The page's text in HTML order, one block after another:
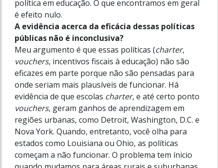
política em educação. O que encontramos em geral
é efeito nulo.
A evidência acerca da eficácia dessas políticas
públicas não é inconclusiva?
Meu argumento é que essas políticas (charter,
vouchers, incentivos fiscais à educação) não são
eficazes em parte porque não são pensadas para
onde seriam mais plausíveis de funcionar. Há
evidência de que escolas charter, e até certo ponto
vouchers, geram ganhos de aprendizagem em
regiões urbanas, como Detroit, Washington, D.C. e
Nova York. Quando, entretanto, você olha para
estados como Louisiana ou Ohio, as políticas
começam a não funcionar. O problema tem ínicio